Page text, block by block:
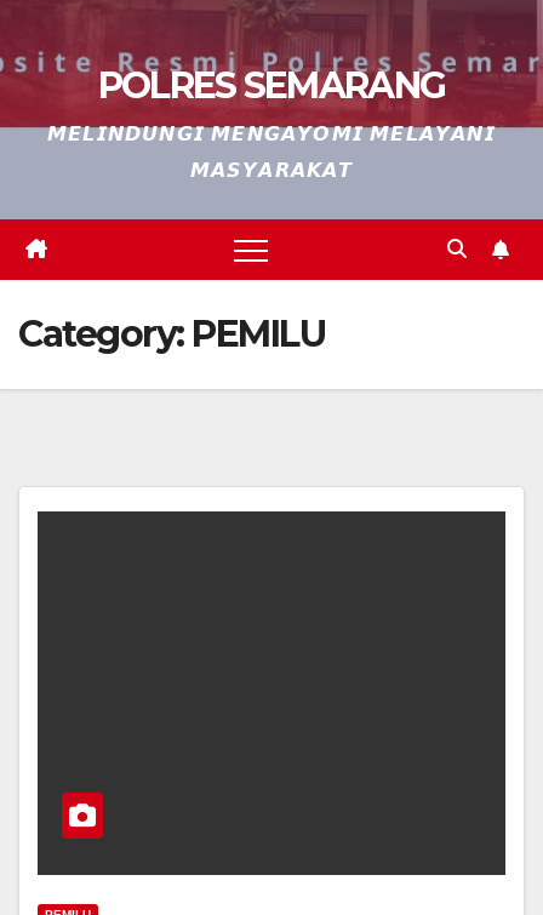
POLRES SEMARANG
𝙈𝙀𝙇𝙄𝙉𝘿𝙐𝙉𝙂𝙄 𝙈𝙀𝙉𝙂𝘼𝙔𝙊𝙈𝙄 𝙈𝙀𝙇𝘼𝙔𝘼𝙉𝙄
𝙈𝘼𝙎𝙔𝘼𝙍𝘼𝙆𝘼𝙏
Category: PEMILU